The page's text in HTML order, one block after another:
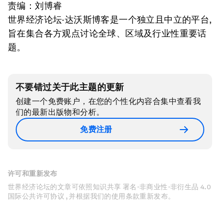
责编：刘博睿
世界经济论坛·达沃斯博客是一个独立且中立的平台,
旨在集合各方观点讨论全球、区域及行业性重要话
题。
不要错过关于此主题的更新
创建一个免费账户，在您的个性化内容合集中查看我
们的最新出版物和分析。
免费注册
许可和重新发布
世界经济论坛的文章可依照知识共享 署名-非商业性-非衍生品 4.0
国际公共许可协议 , 并根据我们的使用条款重新发布。